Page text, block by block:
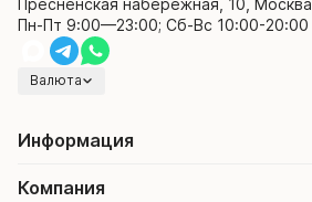
Пресненская набережная, 10, Москва
Пн-Пт 9:00—23:00; Сб-Вс 10:00-20:00
Валюта
Информация
Компания